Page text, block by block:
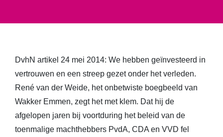
DvhN artikel 24 mei 2014: We hebben geïnvesteerd in
vertrouwen en een streep gezet onder het verleden.
René van der Weide, het onbetwiste boegbeeld van
Wakker Emmen, zegt het met klem. Dat hij de
afgelopen jaren bij voortduring het beleid van de
toenmalige machthebbers PvdA, CDA en VVD fel